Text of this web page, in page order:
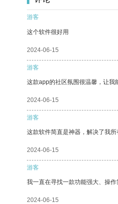
游客
这个软件很好用
2024-06-15
游客
这款app的社区氛围很温馨，让我
2024-06-15
游客
这款软件简直是神器，解决了我所
2024-06-15
游客
我一直在寻找一款功能强大、操
2024-06-15